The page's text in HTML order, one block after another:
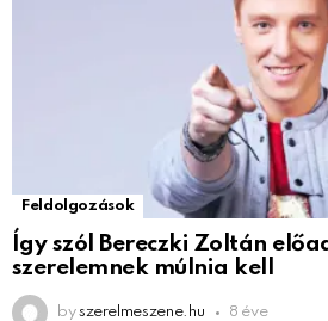
Feldolgozások
Így szól Bereczki Zoltán
szerelemnek múlnia kell
by szerelmeszene.hu 8 éve